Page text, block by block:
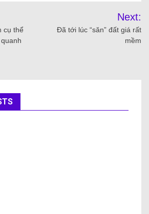
cụ thể
Next:
Đã tới lúc “săn” đất giá rất
mềm